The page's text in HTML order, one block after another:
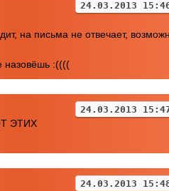
24.03.2013
на письма не отвечает,
назовёшь :((((
24.03.2013
ЭТИХ
24.03.2013